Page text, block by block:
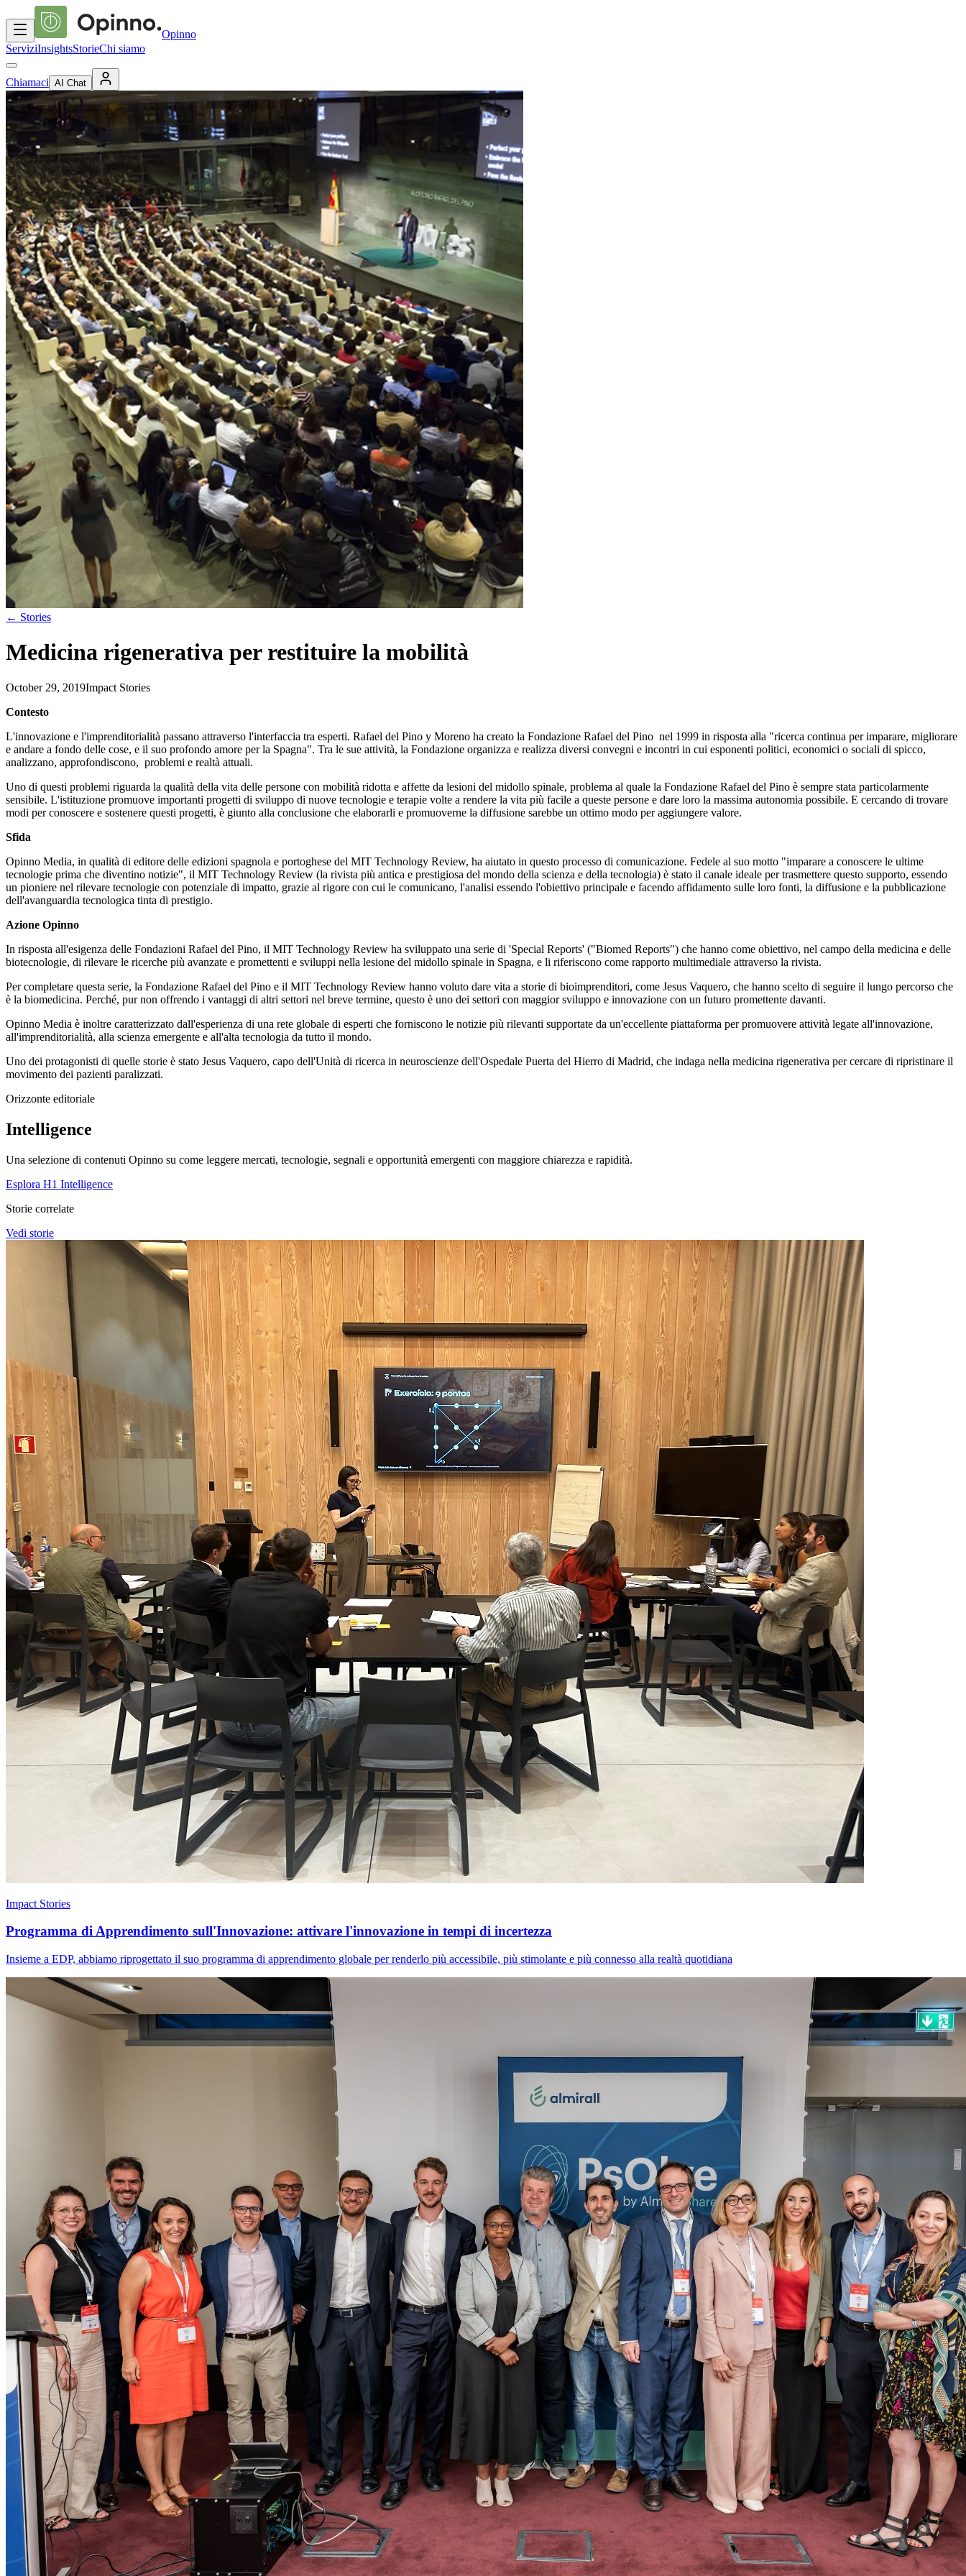
Opinno
ServiziInsightsStorieChi siamo
Chiamaci AI Chat
← Stories
Medicina rigenerativa per restituire la mobilità
October 29, 2019Impact Stories
Contesto
L'innovazione e l'imprenditorialità passano attraverso l'interfaccia tra esperti. Rafael del Pino y Moreno ha creato la Fondazione Rafael del Pino nel 1999 in risposta alla "ricerca continua per imparare, migliorare
e andare a fondo delle cose, e il suo profondo amore per la Spagna". Tra le sue attività, la Fondazione organizza e realizza diversi convegni e incontri in cui esponenti politici, economici o sociali di spicco,
analizzano, approfondiscono, problemi e realtà attuali.
Uno di questi problemi riguarda la qualità della vita delle persone con mobilità ridotta e affette da lesioni del midollo spinale, problema al quale la Fondazione Rafael del Pino è sempre stata particolarmente
sensibile. L'istituzione promuove importanti progetti di sviluppo di nuove tecnologie e terapie volte a rendere la vita più facile a queste persone e dare loro la massima autonomia possibile. E cercando di trovare
modi per conoscere e sostenere questi progetti, è giunto alla conclusione che elaborarli e promuoverne la diffusione sarebbe un ottimo modo per aggiungere valore.
Sfida
Opinno Media, in qualità di editore delle edizioni spagnola e portoghese del MIT Technology Review, ha aiutato in questo processo di comunicazione. Fedele al suo motto "imparare a conoscere le ultime
tecnologie prima che diventino notizie", il MIT Technology Review (la rivista più antica e prestigiosa del mondo della scienza e della tecnologia) è stato il canale ideale per trasmettere questo supporto, essendo
un pioniere nel rilevare tecnologie con potenziale di impatto, grazie al rigore con cui le comunicano, l'analisi essendo l'obiettivo principale e facendo affidamento sulle loro fonti, la diffusione e la pubblicazione
dell'avanguardia tecnologica tinta di prestigio.
Azione Opinno
In risposta all'esigenza delle Fondazioni Rafael del Pino, il MIT Technology Review ha sviluppato una serie di 'Special Reports' ("Biomed Reports") che hanno come obiettivo, nel campo della medicina e delle
biotecnologie, di rilevare le ricerche più avanzate e promettenti e sviluppi nella lesione del midollo spinale in Spagna, e li riferiscono come rapporto multimediale attraverso la rivista.
Per completare questa serie, la Fondazione Rafael del Pino e il MIT Technology Review hanno voluto dare vita a storie di bioimprenditori, come Jesus Vaquero, che hanno scelto di seguire il lungo percorso che
è la biomedicina. Perché, pur non offrendo i vantaggi di altri settori nel breve termine, questo è uno dei settori con maggior sviluppo e innovazione con un futuro promettente davanti.
Opinno Media è inoltre caratterizzato dall'esperienza di una rete globale di esperti che forniscono le notizie più rilevanti supportate da un'eccellente piattaforma per promuovere attività legate all'innovazione,
all'imprenditorialità, alla scienza emergente e all'alta tecnologia da tutto il mondo.
Uno dei protagonisti di quelle storie è stato Jesus Vaquero, capo dell'Unità di ricerca in neuroscienze dell'Ospedale Puerta del Hierro di Madrid, che indaga nella medicina rigenerativa per cercare di ripristinare il
movimento dei pazienti paralizzati.
Orizzonte editoriale
Intelligence
Una selezione di contenuti Opinno su come leggere mercati, tecnologie, segnali e opportunità emergenti con maggiore chiarezza e rapidità.
Esplora H1 Intelligence
Storie correlate
Vedi storie
Impact Stories
Programma di Apprendimento sull'Innovazione: attivare l'innovazione in tempi di incertezza
Insieme a EDP, abbiamo riprogettato il suo programma di apprendimento globale per renderlo più accessibile, più stimolante e più connesso alla realtà quotidiana